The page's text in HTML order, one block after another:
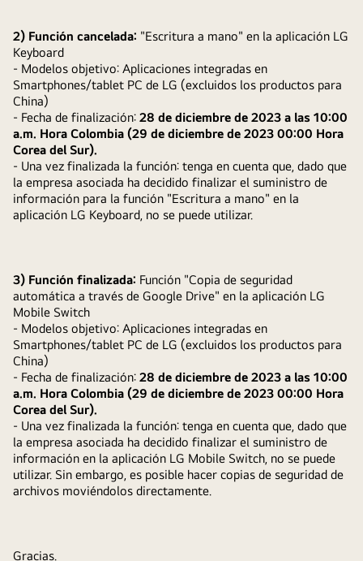
2) Función cancelada: "Escritura a mano" en la aplicación LG
Keyboard
- Modelos objetivo: Aplicaciones integradas en
Smartphones/tablet PC de LG (excluidos los productos para
China)
- Fecha de finalización: 28 de diciembre de 2023 a las 10:00
a.m. Hora Colombia (29 de diciembre de 2023 00:00 Hora
Corea del Sur).
- Una vez finalizada la función: tenga en cuenta que, dado que
la empresa asociada ha decidido finalizar el suministro de
información para la función "Escritura a mano" en la
aplicación LG Keyboard, no se puede utilizar.
3) Función finalizada: Función "Copia de seguridad
automática a través de Google Drive" en la aplicación LG
Mobile Switch
- Modelos objetivo: Aplicaciones integradas en
Smartphones/tablet PC de LG (excluidos los productos para
China)
- Fecha de finalización: 28 de diciembre de 2023 a las 10:00
a.m. Hora Colombia (29 de diciembre de 2023 00:00 Hora
Corea del Sur).
- Una vez finalizada la función: tenga en cuenta que, dado que
la empresa asociada ha decidido finalizar el suministro de
información en la aplicación LG Mobile Switch, no se puede
utilizar. Sin embargo, es posible hacer copias de seguridad de
archivos moviéndolos directamente.
Gracias.